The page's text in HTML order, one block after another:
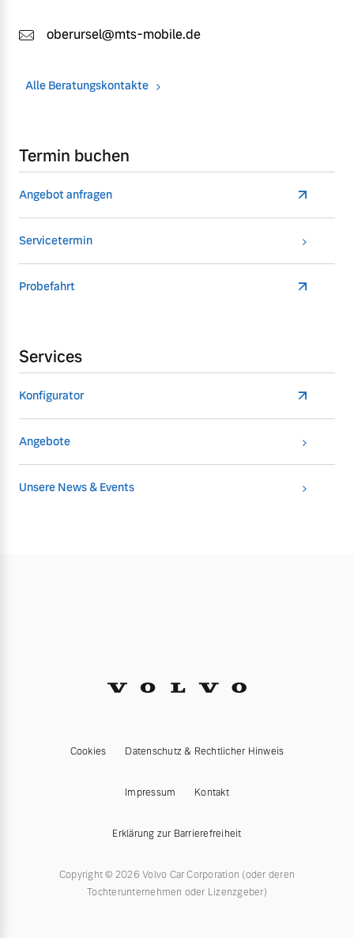
oberursel@mts-mobile.de
Alle Beratungskontakte
Termin buchen
Angebot anfragen
Servicetermin
Probefahrt
Services
Konfigurator
Angebote
Unsere News & Events
Cookies Datenschutz & Rechtlicher Hinweis
Impressum Kontakt
Erklärung zur Barrierefreiheit
Copyright © 2026 Volvo Car Corporation (oder deren
Tochterunternehmen oder Lizenzgeber)